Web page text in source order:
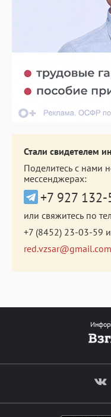
Стали свидетелем
Поделитесь с нами
мессенджерах:
+7 927
или свяжитесь по
+7 (8452) 23-03-59
red.vzsar@gmail.com